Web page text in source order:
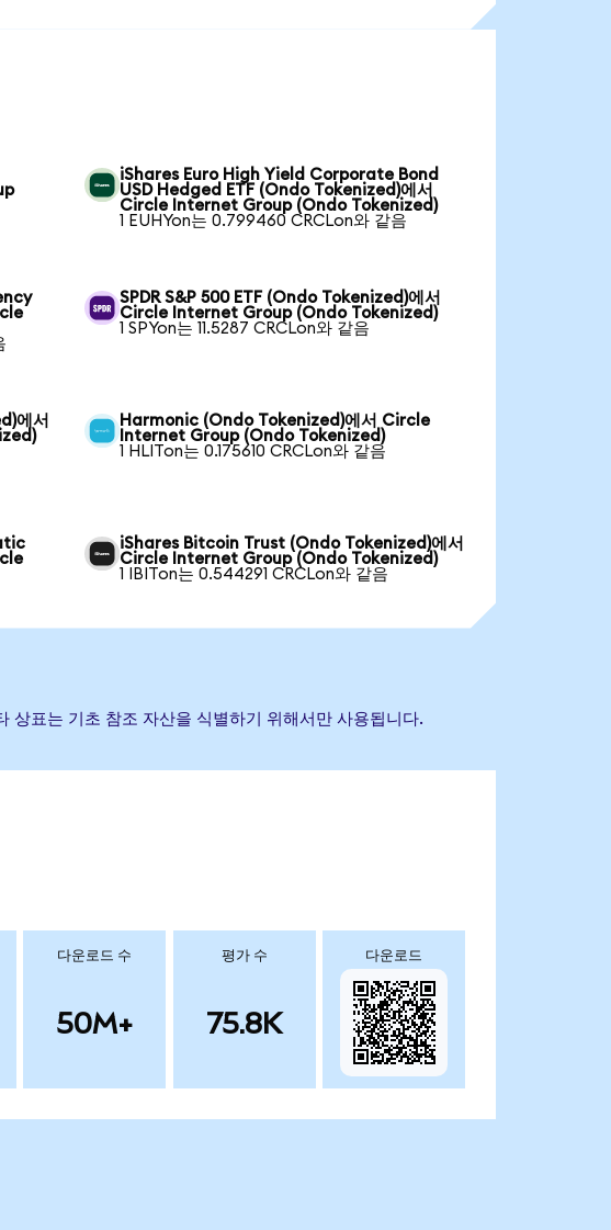
iShares Euro High Yield Corporate Bond
USD Hedged ETF (Ondo Tokenized)에서
Circle Internet Group (Ondo Tokenized)
1 EUHYon는 0.799460 CRCLon와 같음
SPDR S&P 500 ETF (Ondo Tokenized)에서
Circle Internet Group (Ondo Tokenized)
1 SPYon는 11.5287 CRCLon와 같음
에서
Harmonic (Ondo Tokenized)에서 Circle
Internet Group (Ondo Tokenized)
1 HLITon는 0.175610 CRCLon와 같음
iShares Bitcoin Trust (Ondo Tokenized)에서
Circle Internet Group (Ondo Tokenized)
1 IBITon는 0.544291 CRCLon와 같음
표는 기초 참조 자산을 식별하기 위해서만 사용됩니다.
다운로드 수
50M+
평가 수
75.8K
다운로드